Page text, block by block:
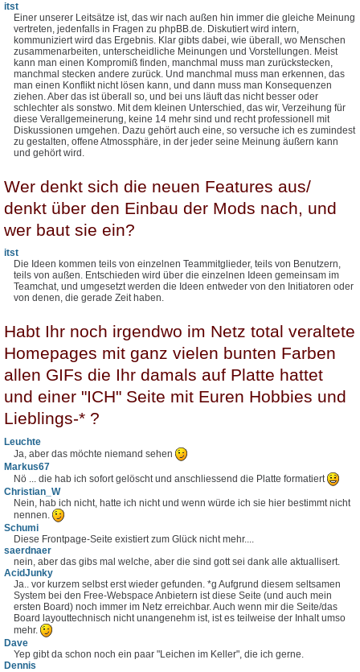
itst
Einer unserer Leitsätze ist, das wir nach außen hin immer die gleiche Meinung
vertreten, jedenfalls in Fragen zu phpBB.de. Diskutiert wird intern,
kommuniziert wird das Ergebnis. Klar gibts dabei, wie überall, wo Menschen
zusammenarbeiten, unterscheidliche Meinungen und Vorstellungen. Meist
kann man einen Kompromiß finden, manchmal muss man zurückstecken,
manchmal stecken andere zurück. Und manchmal muss man erkennen, das
man einen Konflikt nicht lösen kann, und dann muss man Konsequenzen
ziehen. Aber das ist überall so, und bei uns läuft das nicht besser oder
schlechter als sonstwo. Mit dem kleinen Unterschied, das wir, Verzeihung für
diese Verallgemeinerung, keine 14 mehr sind und recht professionell mit
Diskussionen umgehen. Dazu gehört auch eine, so versuche ich es zumindest
zu gestalten, offene Atmossphäre, in der jeder seine Meinung äußern kann
und gehört wird.
Wer denkt sich die neuen Features aus/
denkt über den Einbau der Mods nach, und
wer baut sie ein?
itst
Die Ideen kommen teils von einzelnen Teammitglieder, teils von Benutzern,
teils von außen. Entschieden wird über die einzelnen Ideen gemeinsam im
Teamchat, und umgesetzt werden die Ideen entweder von den Initiatoren oder
von denen, die gerade Zeit haben.
Habt Ihr noch irgendwo im Netz total veraltete
Homepages mit ganz vielen bunten Farben
allen GIFs die Ihr damals auf Platte hattet
und einer "ICH" Seite mit Euren Hobbies und
Lieblings-* ?
Leuchte
Ja, aber das möchte niemand sehen
Markus67
Nö ... die hab ich sofort gelöscht und anschliessend die Platte formatiert
Christian_W
Nein, hab ich nicht, hatte ich nicht und wenn würde ich sie hier bestimmt nicht
nennen.
Schumi
Diese Frontpage-Seite existiert zum Glück nicht mehr....
saerdnaer
nein, aber das gibs mal welche, aber die sind gott sei dank alle aktuallisert.
AcidJunky
Ja.. vor kurzem selbst erst wieder gefunden. *g Aufgrund diesem seltsamen
System bei den Free-Webspace Anbietern ist diese Seite (und auch mein
ersten Board) noch immer im Netz erreichbar. Auch wenn mir die Seite/das
Board layouttechnisch nicht unangenehm ist, ist es teilweise der Inhalt umso
mehr.
Dave
Yep gibt da schon noch ein paar "Leichen im Keller", die ich gerne.
Dennis